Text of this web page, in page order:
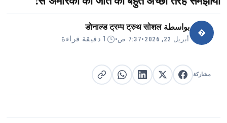
�
بواسطةडोनाल्ड ट्रम्प ट्रुथ सोशल
أبريل 22, 2026 •7:37 ص • 1 دقيقة قراءة
مشاركة مشاركة على فيسبوك
مشاركة على Xمشاركة على لينكد إن
مشاركة على واتساب
نسخ الرابط